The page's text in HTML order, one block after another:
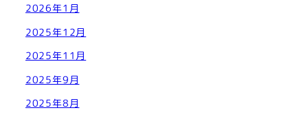
2026年1月
2025年12月
2025年11月
2025年9月
2025年8月